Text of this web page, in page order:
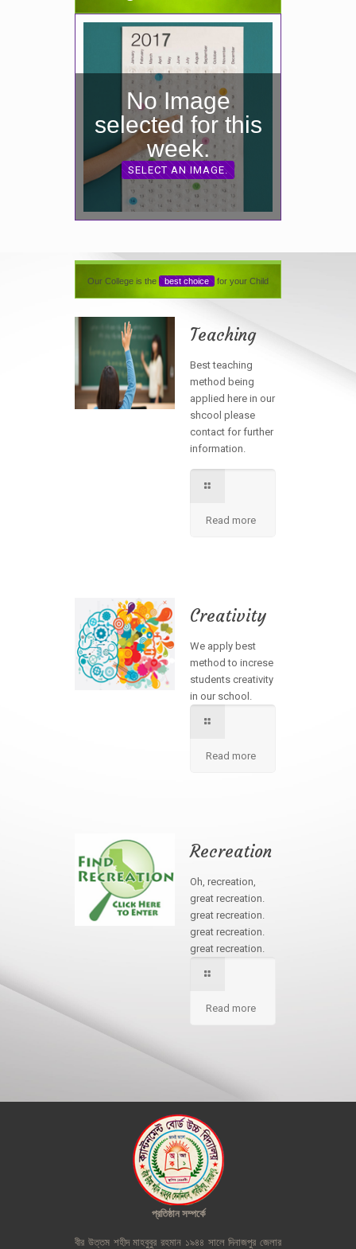
No Image
selected for this
week.
SELECT AN IMAGE.
Our College is the best choice for your Child
Teaching
Best teaching
method being
applied here in our
shcool please
contact for further
information.
Read more
Creativity
We apply best
method to increse
students creativity
in our school.
Read more
Recreation
Oh, recreation,
great recreation.
great recreation.
great recreation.
great recreation.
Read more
প্রতিষ্ঠান সম্পর্কে
বীর উত্তম শহীদ মাহবুবুর রহমান ১৯৪৪ সালে দিনাজপুর জেলার